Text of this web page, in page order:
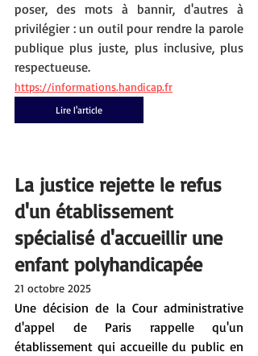
poser, des mots à bannir, d'autres à
privilégier : un outil pour rendre la parole
publique plus juste, plus inclusive, plus
respectueuse.
https://informations.handicap.fr
Lire l'article
La justice rejette le refus
d'un établissement
spécialisé d'accueillir une
enfant polyhandicapée
21 octobre 2025
Une décision de la Cour administrative
d'appel de Paris rappelle qu'un
établissement qui accueille du public en